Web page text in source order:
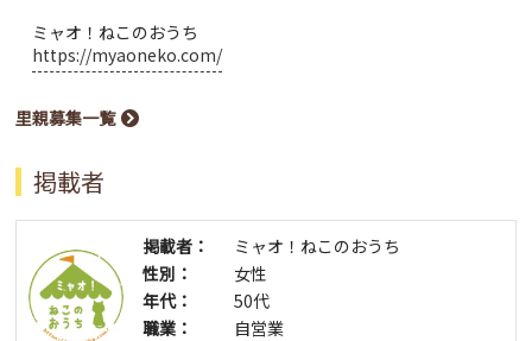
ミャオ！ねこのおうち
https://myaoneko.com/
里親募集一覧
掲載者
掲載者：
ミャオ！ねこのおうち
性別：
女性
年代：
50代
職業：
自営業